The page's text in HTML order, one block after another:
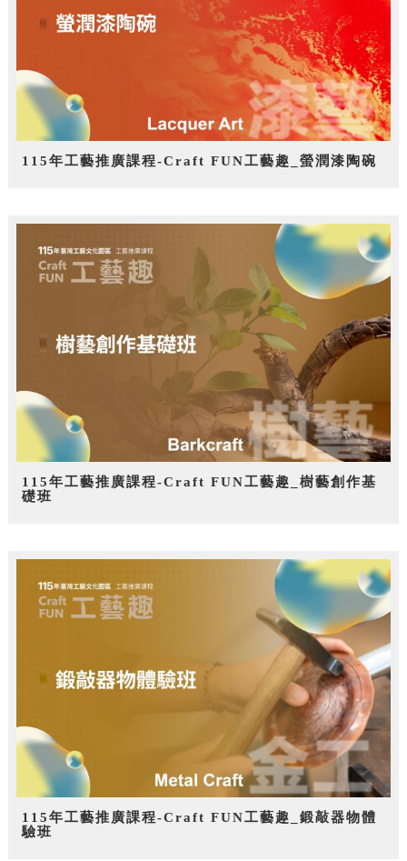
115年工藝推廣課程-Craft FUN工藝趣_螢潤漆陶碗
115年工藝推廣課程-Craft FUN工藝趣_樹藝創作基
礎班
115年工藝推廣課程-Craft FUN工藝趣_鍛敲器物體
驗班